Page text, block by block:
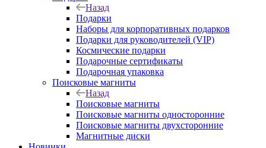
Назад
Подарки
Наборы для корпоративных подарков
Подарки для руководителей (VIP)
Космические подарки
Подарочные сертификаты
Подарочная упаковка
Поисковые магниты
Назад
Поисковые магниты
Поисковые магниты односторонние
Поисковые магниты двухсторонние
Магнитные диски